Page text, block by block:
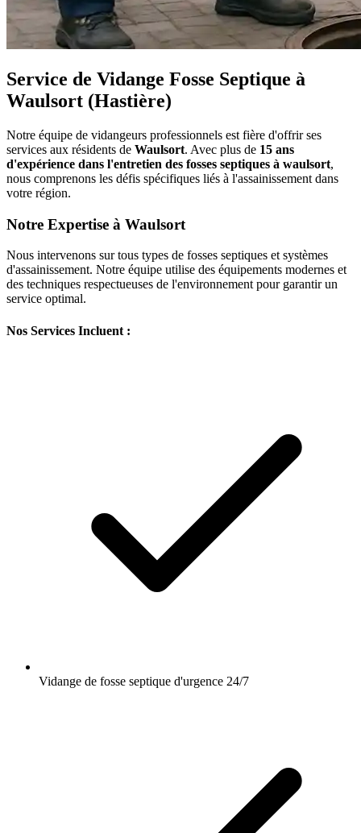
Service de Vidange Fosse Septique à
Waulsort (Hastière)
Notre équipe de vidangeurs professionnels est fière d'offrir ses
services aux résidents de Waulsort. Avec plus de 15 ans
d'expérience dans l'entretien des fosses septiques à waulsort,
nous comprenons les défis spécifiques liés à l'assainissement dans
votre région.
Notre Expertise à Waulsort
Nous intervenons sur tous types de fosses septiques et systèmes
d'assainissement. Notre équipe utilise des équipements modernes et
des techniques respectueuses de l'environnement pour garantir un
service optimal.
Nos Services Incluent :
Vidange de fosse septique d'urgence 24/7